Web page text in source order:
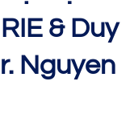
& Duy
Nguyen